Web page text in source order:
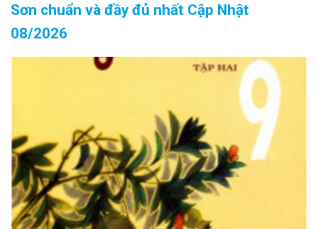
Sơn chuẩn và đầy đủ nhất Cập Nhật
08/2026